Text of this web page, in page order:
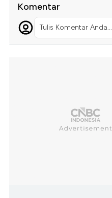
Komentar
Tulis Komentar Anda...